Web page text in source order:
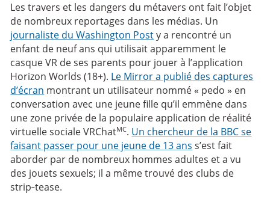
Les travers et les dangers du métavers ont fait l’objet
de nombreux reportages dans les médias. Un
journaliste du Washington Posty a rencontré un
enfant de neuf ans qui utilisait apparemment le
casque VR de ses parents pour jouer à l’application
Horizon Worlds (18+). Le Mirror a publié des captures
d’écran montrant un utilisateur nommé « pedo » en
conversation avec une jeune fille qu’il emmène dans
une zone privée de la populaire application de réalité
virtuelle sociale VRChatMC. Un chercheur de la BBC se
faisant passer pour une jeune de 13 ans s’est fait
aborder par de nombreux hommes adultes et a vu
des jouets sexuels; il a même trouvé des clubs de
strip‑tease.